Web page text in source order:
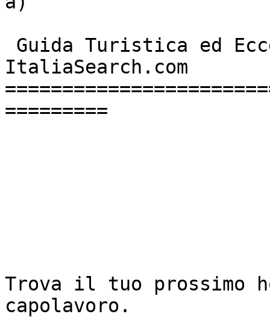
ItaliaSearch.com
=========
Trova il tuo prossimo
capolavoro.